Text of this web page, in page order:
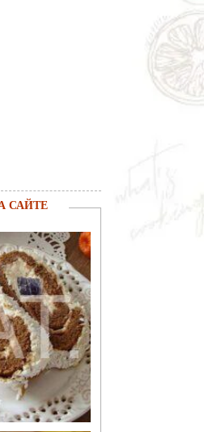
САЙТЕ